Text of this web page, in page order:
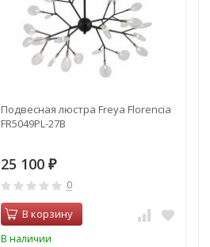
Подвесная люстра Freya Florencia
FR5049PL-27B
25 100 ₽
0
В корзину
В наличии